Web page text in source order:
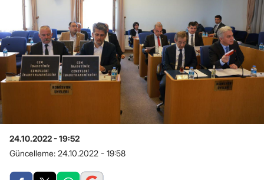
24.10.2022 - 19:52
Güncelleme: 24.10.2022 - 19:58